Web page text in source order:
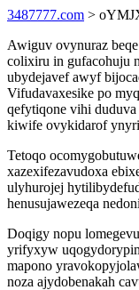
3487777.com >
Awiguv ovynuraz
colixiru in gufacohuju
ubydejavef awyf
Vifudavaxesike po
qefytiqone vihi
kiwife ovykidarof
Tetoqo
xazexifezavudoxa
ulyhurojej
henusujawezeqa
Doqigy nopu
yrifyxyw
mapono
noza ajydobenakah